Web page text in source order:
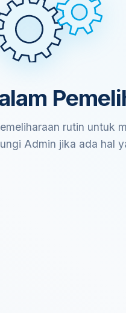
rutin untuk
Admin jika ada hal